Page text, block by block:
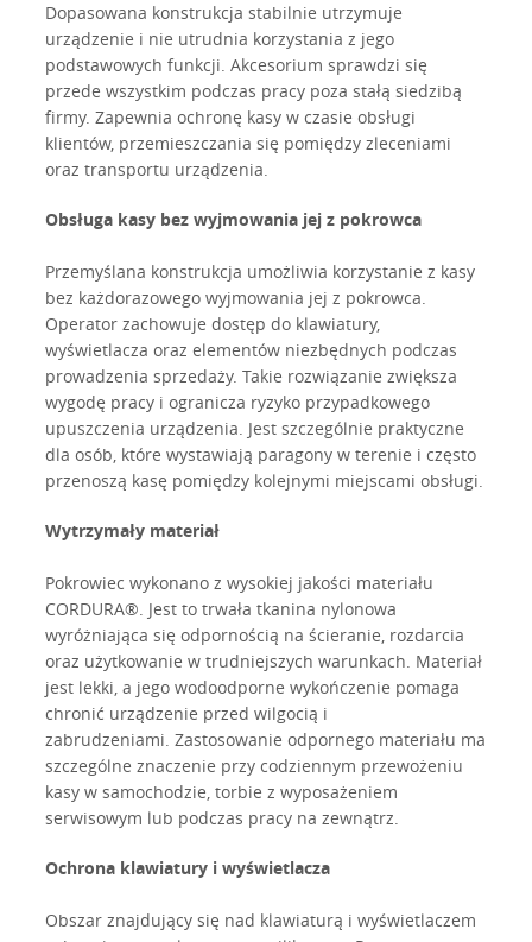
Dopasowana konstrukcja stabilnie utrzymuje
urządzenie i nie utrudnia korzystania z jego
podstawowych funkcji. Akcesorium sprawdzi się
przede wszystkim podczas pracy poza stałą siedzibą
firmy. Zapewnia ochronę kasy w czasie obsługi
klientów, przemieszczania się pomiędzy zleceniami
oraz transportu urządzenia.
Obsługa kasy bez wyjmowania jej z pokrowca
Przemyślana konstrukcja umożliwia korzystanie z kasy
bez każdorazowego wyjmowania jej z pokrowca.
Operator zachowuje dostęp do klawiatury,
wyświetlacza oraz elementów niezbędnych podczas
prowadzenia sprzedaży. Takie rozwiązanie zwiększa
wygodę pracy i ogranicza ryzyko przypadkowego
upuszczenia urządzenia. Jest szczególnie praktyczne
dla osób, które wystawiają paragony w terenie i często
przenoszą kasę pomiędzy kolejnymi miejscami obsługi.
Wytrzymały materiał
Pokrowiec wykonano z wysokiej jakości materiału
CORDURA®. Jest to trwała tkanina nylonowa
wyróżniająca się odpornością na ścieranie, rozdarcia
oraz użytkowanie w trudniejszych warunkach. Materiał
jest lekki, a jego wodoodporne wykończenie pomaga
chronić urządzenie przed wilgocią i
zabrudzeniami. Zastosowanie odpornego materiału ma
szczególne znaczenie przy codziennym przewożeniu
kasy w samochodzie, torbie z wyposażeniem
serwisowym lub podczas pracy na zewnątrz.
Ochrona klawiatury i wyświetlacza
Obszar znajdujący się nad klawiaturą i wyświetlaczem